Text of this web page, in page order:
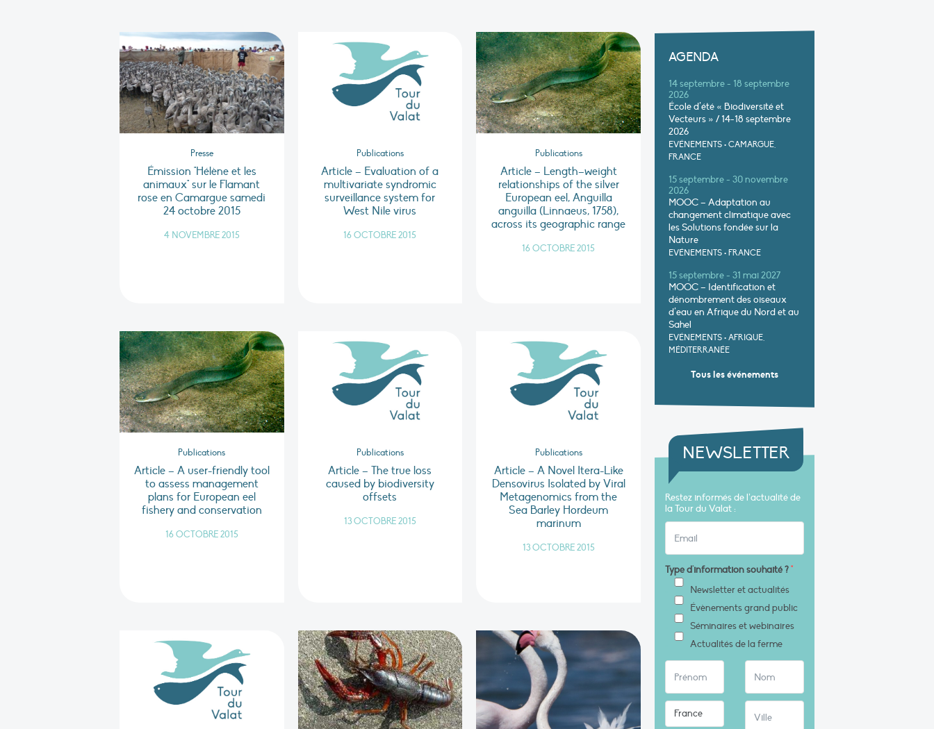
Presse
Émission "Hélène et les
animaux" sur le Flamant
rose en Camargue samedi
24 octobre 2015
4 NOVEMBRE 2015
Publications
Article – Evaluation of a
multivariate syndromic
surveillance system for
West Nile virus
16 OCTOBRE 2015
Publications
Article – Length–weight
relationships of the silver
European eel, Anguilla
anguilla (Linnaeus, 1758),
across its geographic range
16 OCTOBRE 2015
Publications
Article – A user-friendly tool
to assess management
plans for European eel
fishery and conservation
16 OCTOBRE 2015
Publications
Article – The true loss
caused by biodiversity
offsets
13 OCTOBRE 2015
Publications
Article – A Novel Itera-Like
Densovirus Isolated by Viral
Metagenomics from the
Sea Barley Hordeum
marinum
13 OCTOBRE 2015
AGENDA
14 septembre - 18 septembre
2026
École d’été « Biodiversité et
Vecteurs » / 14-18 septembre
2026
EVÉNEMENTS • CAMARGUE,
FRANCE
15 septembre - 30 novembre
2026
MOOC – Adaptation au
changement climatique avec
les Solutions fondée sur la
Nature
EVÉNEMENTS • FRANCE
15 septembre - 31 mai 2027
MOOC – Identification et
dénombrement des oiseaux
d’eau en Afrique du Nord et au
Sahel
EVÉNEMENTS • AFRIQUE,
MÉDITERRANÉE
Tous les événements
NEWSLETTER
Restez informés de l’actualité de
la Tour du Valat :
Type d'information souhaité ?*
Newsletter et actualités
Évènements grand public
Séminaires et webinaires
Actualités de la ferme